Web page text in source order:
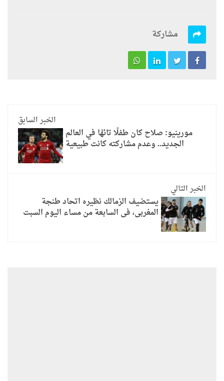
مشاركة
الخبر السابق
مورينيو: صلاح كان طفلًا تائهًا في العالم
الجديد.. وعدم مشاركته كانت طبيعية
الخبر التالي
يستضيف الزمالك نظيره اتحاد طنجة
المغربى، فى السابعة من مساء اليوم السبت